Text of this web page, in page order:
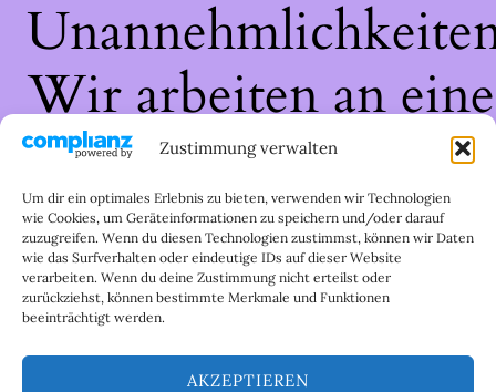
Zustimmung verwalten
Um dir ein optimales Erlebnis zu bieten, verwenden wir Technologien
wie Cookies, um Geräteinformationen zu speichern und/oder darauf
zuzugreifen. Wenn du diesen Technologien zustimmst, können wir Daten
wie das Surfverhalten oder eindeutige IDs auf dieser Website
verarbeiten. Wenn du deine Zustimmung nicht erteilst oder
zurückziehst, können bestimmte Merkmale und Funktionen
beeinträchtigt werden.
AKZEPTIEREN
Wir arbeiten an
großartigen Sache
schau bald wieder
vorbei!